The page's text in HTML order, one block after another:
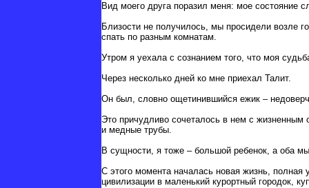
Вид моего друга поразил меня: мое состояние
Близости не получилось, мы просидели возле
спать по разным комнатам.
Утром я уехала с сознанием того, что моя
Через несколько дней ко мне приехал Талит.
Он был, словно ощетинившийся ежик –
Это причудливо сочеталось в нем с
и медные трубы.
В сущности, я тоже – большой ребенок, а оба
С этого момента началась новая жизнь,
цивилизации в маленький курортный городок,